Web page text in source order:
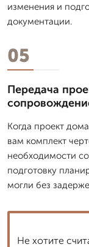
изменения и
документации.
05
Передача
Когда проект
вам комплект
необходимости
подготовку
могли без
Не хотите